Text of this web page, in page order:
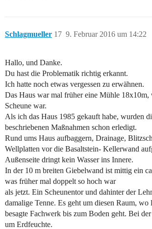
Schlagmueller 9. Februar 2016 um 14:22
17
Hallo, und Danke.
Du hast die Problematik richtig erkannt.
Ich hatte noch etwas vergessen zu erwähnen.
Das Haus war mal früher eine Mühle
Scheune war.
Als ich das Haus 1985 gekauft habe, wurden
beschriebenen Maßnahmen schon erledigt.
Rund ums Haus aufbaggern, Drainage,
Wellplatten vor die Basaltstein- Kellerwand
Außenseite dringt kein Wasser ins Innere.
In der 10 m breiten Giebelwand ist mittig ein
was früher mal doppelt so hoch war
als jetzt. Ein Scheunentor und dahinter der
damalige Tenne. Es geht um diesen Raum, wo
besagte Fachwerk bis zum Boden geht. Bei
um Erdfeuchte.